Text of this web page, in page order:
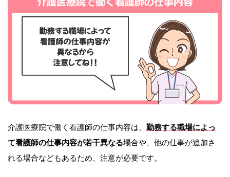
介護医療院で働く看護師の仕事内容は、 勤務する職場によっ
て看護師の仕事内容が若干異なる場合や、他の仕事が追加さ
れる場合などもあるため、注意が必要です。